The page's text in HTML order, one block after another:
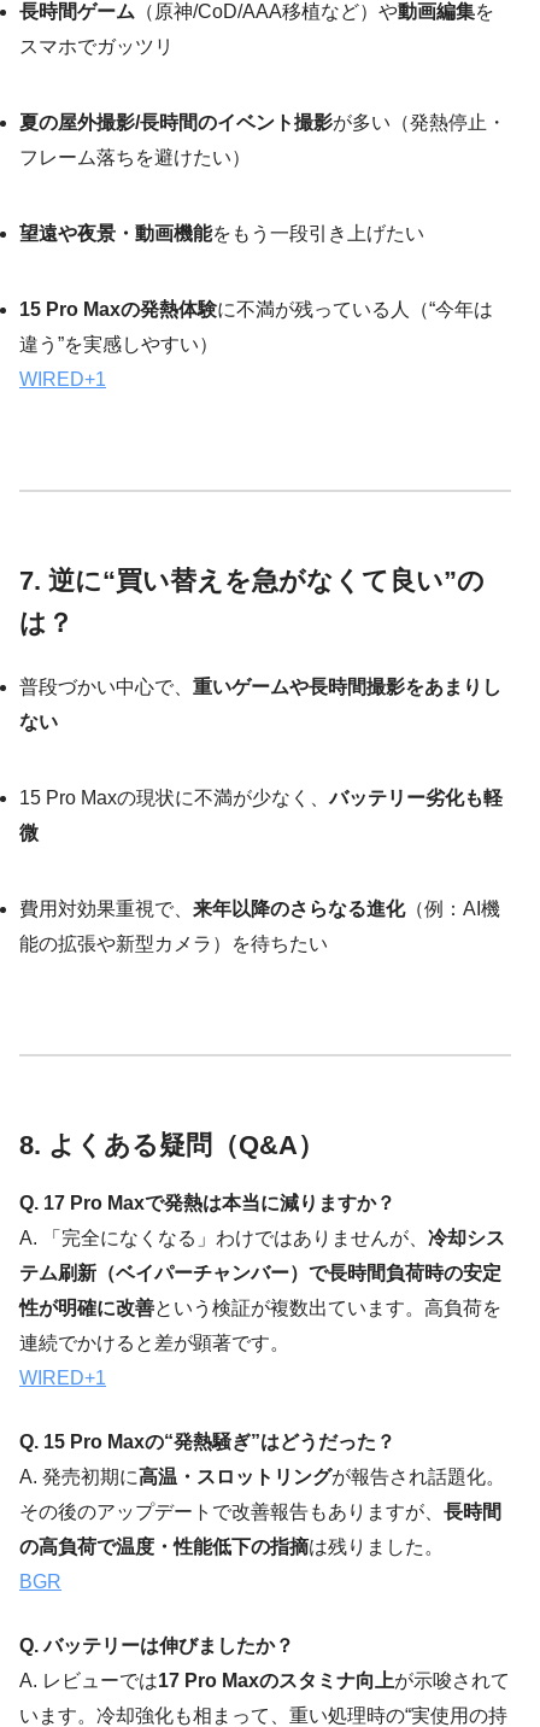
長時間ゲーム （原神/CoD/AAA移植など）や動画編集を
スマホでガッツリ
夏の屋外撮影/長時間のイベント撮影が多い（発熱停止・
フレーム落ちを避けたい）
望遠や夜景・動画機能をもう一段引き上げたい
15 Pro Maxの発熱体験に不満が残っている人（“今年は
違う”を実感しやすい）
WIRED+1
7. 逆に“買い替えを急がなくて良い”の
は？
普段づかい中心で、 重いゲームや長時間撮影をあまりし
ない
15 Pro Maxの現状に不満が少なく、バッテリー劣化も軽
微
費用対効果重視で、 来年以降のさらなる進化（例：AI機
能の拡張や新型カメラ）を待ちたい
8. よくある疑問（Q&A）
Q. 17 Pro Maxで発熱は本当に減りますか？
A. 「完全になくなる」わけではありませんが、 冷却シス
テム刷新（ベイパーチャンバー）で長時間負荷時の安定
性が明確に改善という検証が複数出ています。高負荷を
連続でかけると差が顕著です。
WIRED+1
Q. 15 Pro Maxの“発熱騒ぎ”はどうだった？
A. 発売初期に高温・スロットリングが報告され話題化。
その後のアップデートで改善報告もありますが、 長時間
の高負荷で温度・性能低下の指摘は残りました。
BGR
Q. バッテリーは伸びましたか？
A. レビューでは17 Pro Maxのスタミナ向上が示唆されて
います。冷却強化も相まって、重い処理時の“実使用の持